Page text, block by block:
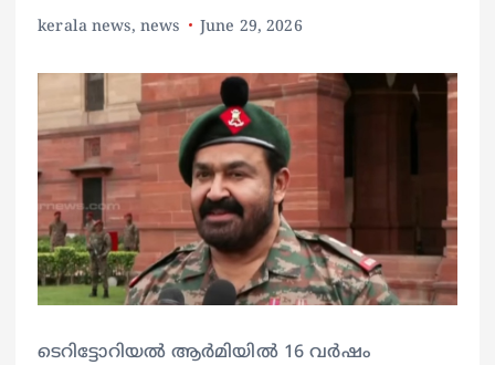
kerala news, news June 29, 2026
ടെറിട്ടോറിയൽ ആർമിയിൽ 16 വർഷം